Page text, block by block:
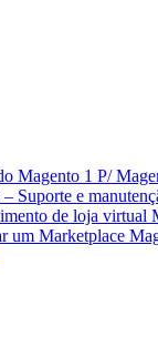
Magento 1 P/
Suporte e
de loja virtual
um Marketplace